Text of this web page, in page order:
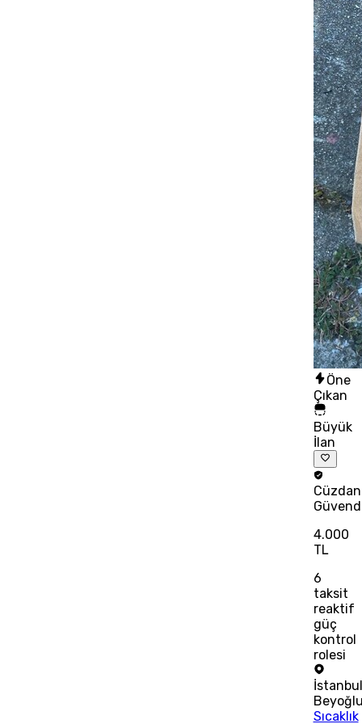
Öne
Çıkan
Büyük
İlan
4.000
TL
6
taksit
reaktif
güç
kontrol
rolesi
İstanbul
Sıcaklık